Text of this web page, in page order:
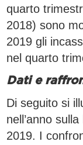
quarto
2018) sono
2019 gli
nel quarto
Dati e
Di seguito si
nell’anno
2019. I